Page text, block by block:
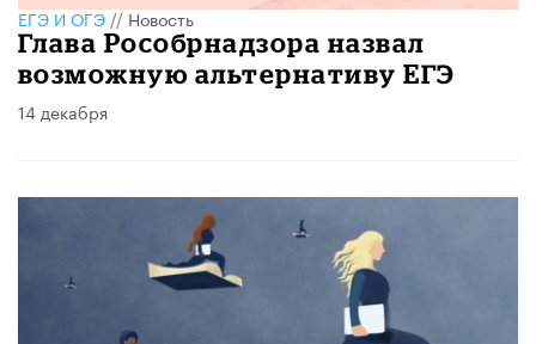
ЕГЭ И ОГЭ//Новость
Глава Рособрнадзора назвал
возможную альтернативу ЕГЭ
14 декабря